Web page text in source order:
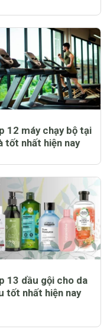
12 máy chạy bộ tại
tốt nhất hiện nay
13 dầu gội cho da
tốt nhất hiện nay